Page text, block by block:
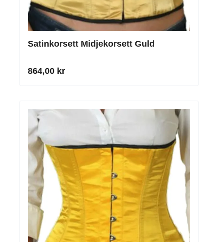
Satinkorsett Midjekorsett Guld
864,00 kr